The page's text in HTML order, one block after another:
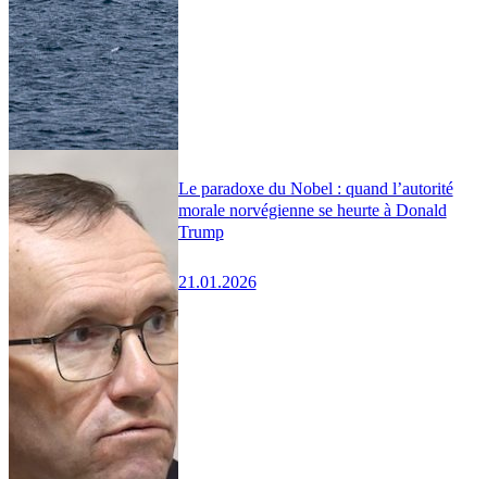
Le paradoxe du Nobel : quand l’autorité
morale norvégienne se heurte à Donald
Trump
21.01.2026